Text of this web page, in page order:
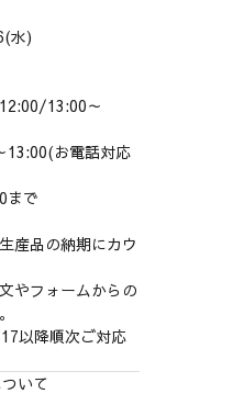
水)
13:00～
お電話対応
まで
産品の納期にカウ
やフォームからの
以降順次ご対応
いて